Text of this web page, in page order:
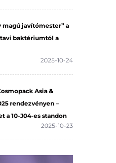
magú javítómester” a
baktériumtól a
2025-10-24
Asia &
rendezvényen –
a 10-J04-es standon
2025-10-23